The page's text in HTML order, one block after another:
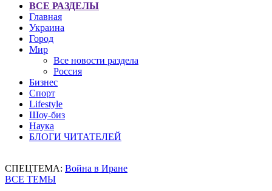
ВСЕ РАЗДЕЛЫ
Главная
Украина
Город
Мир
Все новости раздела
Россия
Бизнес
Спорт
Lifestyle
Шоу-биз
Наука
БЛОГИ ЧИТАТЕЛЕЙ
СПЕЦТЕМА: Война в Иране
ВСЕ ТЕМЫ